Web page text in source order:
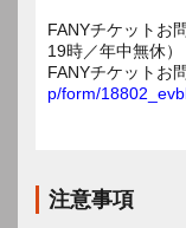
FANYチケットお
19時／年中無休）
FANYチケットお
p/form/
注意事項